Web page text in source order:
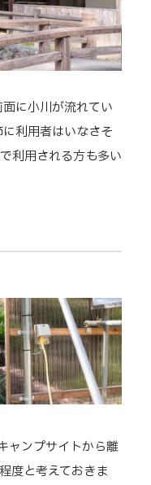
に小川が流れてい
利用者はいなさそ
利用される方も多い
ャンプサイトから離
度と考えておきま